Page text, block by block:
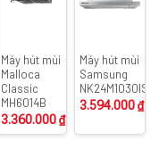
Máy hút mùi
Malloca
Classic
MH6014B
3.360.000₫
Máy hút mùi
Samsung
NK24M1030IS/
3.594.000₫